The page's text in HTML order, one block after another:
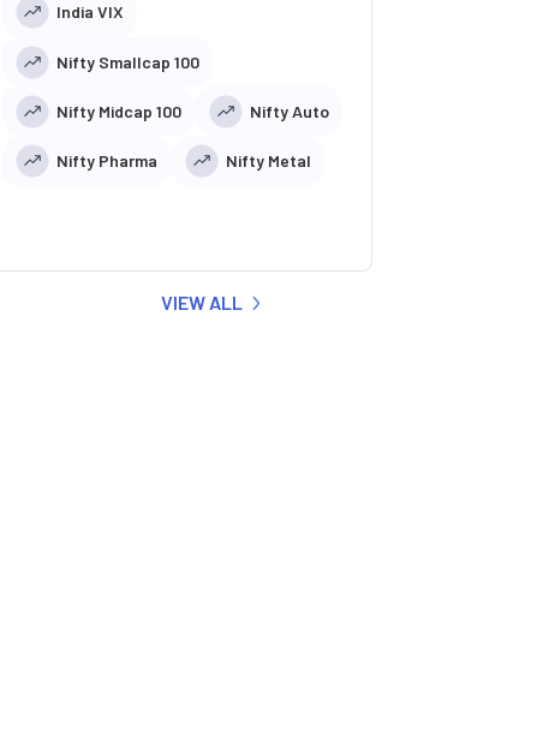
India VIX
Nifty Smallcap 100
Nifty Midcap 100 Nifty Auto
Nifty Pharma Nifty Metal
VIEW ALL